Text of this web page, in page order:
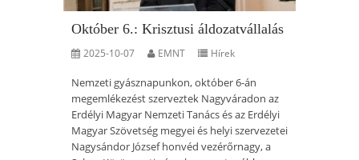
Október 6.: Krisztusi áldozatvállalás
2025-10-07 EMNT Hírek
Nemzeti gyásznapunkon, október 6-án
megemlékezést szerveztek Nagyváradon az
Erdélyi Magyar Nemzeti Tanács és az Erdélyi
Magyar Szövetség megyei és helyi szervezetei
Nagysándor József honvéd vezérőrnagy, a